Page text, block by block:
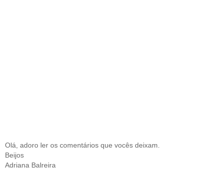
Olá, adoro ler os comentários que vocês deixam.
Beijos
Adriana Balreira